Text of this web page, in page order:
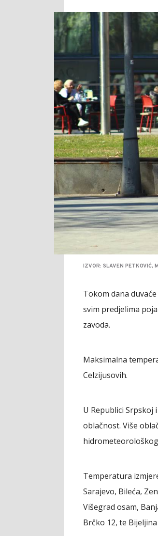
IZVOR: SLAVEN PETKOVIĆ,
Tokom dana
svim predjelima
zavoda.
Maksimalna
Celzijusovih.
U Republici Srpskoj
oblačnost. Više
Temperatura
Sarajevo, Bileća,
Višegrad osam,
Brčko 12, te